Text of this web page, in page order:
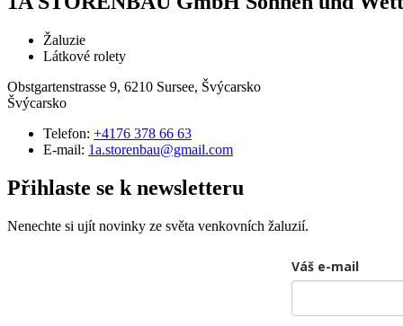
Žaluzie
Látkové rolety
Obstgartenstrasse 9, 6210 Sursee, Švýcarsko
Švýcarsko
Telefon: +4176 378 66 63
E-mail: 1a.storenbau@gmail.com
Přihlaste se k newsletteru
Nenechte si ujít novinky ze světa venkovních žaluzií.
Váš e-mail